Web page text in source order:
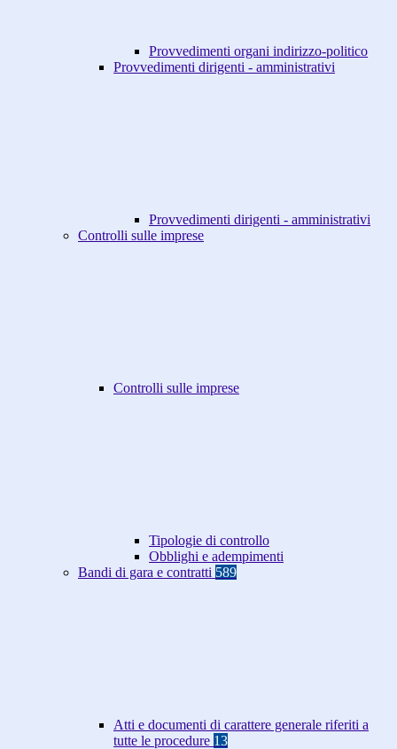
Provvedimenti organi indirizzo-politico
Provvedimenti dirigenti - amministrativi
Provvedimenti dirigenti - amministrativi
Controlli sulle imprese
Controlli sulle imprese
Tipologie di controllo
Obblighi e adempimenti
Bandi di gara e contratti 589
Atti e documenti di carattere generale riferiti a
tutte le procedure 13